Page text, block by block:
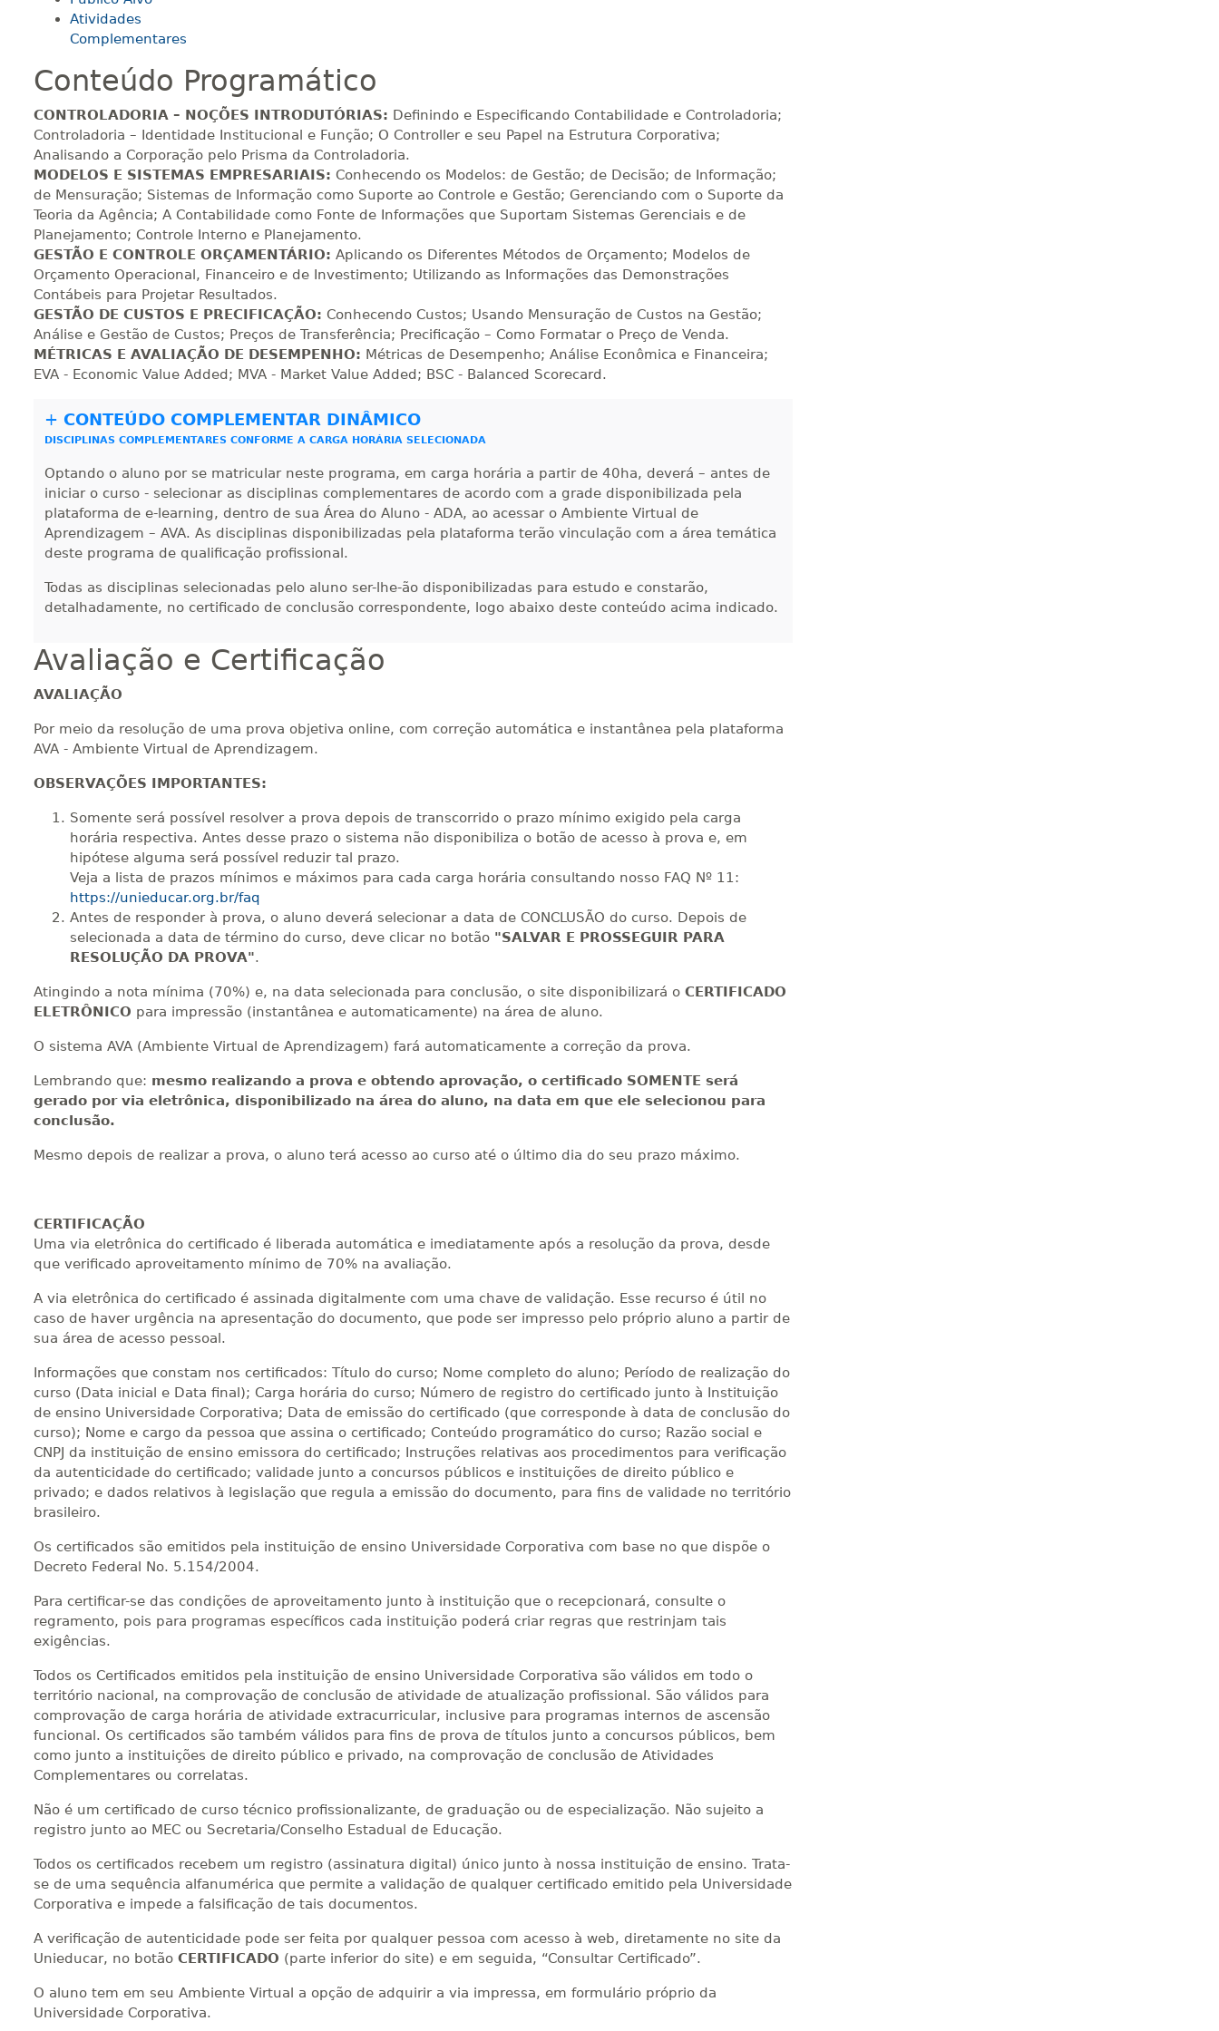
180 H 23dias
dias
Matricular
220 H 28dias 90dias Visualizar Visualizar
ELETRÔNICO
Matricular
240 H 30 dias 90 dias
Matricular
260 H 33dias 90dias Visualizar Visualizar
ELETRÔNICO
Matricular
280 H 35dias 120 dias Visualizar Visualizar
ELETRÔNICO
320 H 40dias 120dias Visualizar Visualizar
R$ 1.586,20
Matricular
340 H 43dias 120dias Visualizar Visualizar
ELETRÔNICO
R$ 1.685,33
Matricular
360 H 45 dias 120dias
380 H 48dias 150dias Visualizar Visualizar
ELETRÔNICO
R$ 1.883,61
Matricular
420 H 53dias 150dias Visualizar Visualizar
ELETRÔNICO
Matricular
440 H 55dias 150dias Visualizar Visualizar
R$ 2.240,16
Atividades
Complementares
Conteúdo Programático
CONTROLADORIA – NOÇÕES INTRODUTÓRIAS: Definindo e Especificando Contabilidade e Controladoria;
Controladoria – Identidade Institucional e Função; O Controller e seu Papel na Estrutura Corporativa;
Analisando a Corporação pelo Prisma da Controladoria.
MODELOS E SISTEMAS EMPRESARIAIS: Conhecendo os Modelos: de Gestão; de Decisão; de Informação;
de Mensuração; Sistemas de Informação como Suporte ao Controle e Gestão; Gerenciando com o Suporte da
Teoria da Agência; A Contabilidade como Fonte de Informações que Suportam Sistemas Gerenciais e de
Planejamento; Controle Interno e Planejamento.
GESTÃO E CONTROLE ORÇAMENTÁRIO: Aplicando os Diferentes Métodos de Orçamento; Modelos de
Orçamento Operacional, Financeiro e de Investimento; Utilizando as Informações das Demonstrações
Contábeis para Projetar Resultados.
GESTÃO DE CUSTOS E PRECIFICAÇÃO: Conhecendo Custos; Usando Mensuração de Custos na Gestão;
Análise e Gestão de Custos; Preços de Transferência; Precificação – Como Formatar o Preço de Venda.
MÉTRICAS E AVALIAÇÃO DE DESEMPENHO: Métricas de Desempenho; Análise Econômica e Financeira;
EVA - Economic Value Added; MVA - Market Value Added; BSC - Balanced Scorecard.
+ CONTEÚDO COMPLEMENTAR DINÂMICO
DISCIPLINAS COMPLEMENTARES CONFORME A CARGA HORÁRIA SELECIONADA
Optando o aluno por se matricular neste programa, em carga horária a partir de 40ha, deverá – antes de
iniciar o curso - selecionar as disciplinas complementares de acordo com a grade disponibilizada pela
plataforma de e-learning, dentro de sua Área do Aluno - ADA, ao acessar o Ambiente Virtual de
Aprendizagem – AVA. As disciplinas disponibilizadas pela plataforma terão vinculação com a área temática
deste programa de qualificação profissional.
Todas as disciplinas selecionadas pelo aluno ser-lhe-ão disponibilizadas para estudo e constarão,
detalhadamente, no certificado de conclusão correspondente, logo abaixo deste conteúdo acima indicado.
Avaliação e Certificação
AVALIAÇÃO
Por meio da resolução de uma prova objetiva online, com correção automática e instantânea pela plataforma
AVA - Ambiente Virtual de Aprendizagem.
OBSERVAÇÕES IMPORTANTES:
Somente será possível resolver a prova depois de transcorrido o prazo mínimo exigido pela carga
horária respectiva. Antes desse prazo o sistema não disponibiliza o botão de acesso à prova e, em
hipótese alguma será possível reduzir tal prazo.
Veja a lista de prazos mínimos e máximos para cada carga horária consultando nosso FAQ Nº 11:
https://unieducar.org.br/faq
Antes de responder à prova, o aluno deverá selecionar a data de CONCLUSÃO do curso. Depois de
selecionada a data de término do curso, deve clicar no botão "SALVAR E PROSSEGUIR PARA
RESOLUÇÃO DA PROVA".
Atingindo a nota mínima (70%) e, na data selecionada para conclusão, o site disponibilizará o CERTIFICADO
ELETRÔNICO para impressão (instantânea e automaticamente) na área de aluno.
O sistema AVA (Ambiente Virtual de Aprendizagem) fará automaticamente a correção da prova.
Lembrando que: mesmo realizando a prova e obtendo aprovação, o certificado SOMENTE será
gerado por via eletrônica, disponibilizado na área do aluno, na data em que ele selecionou para
conclusão.
Mesmo depois de realizar a prova, o aluno terá acesso ao curso até o último dia do seu prazo máximo.
CERTIFICAÇÃO
Uma via eletrônica do certificado é liberada automática e imediatamente após a resolução da prova, desde
que verificado aproveitamento mínimo de 70% na avaliação.
A via eletrônica do certificado é assinada digitalmente com uma chave de validação. Esse recurso é útil no
caso de haver urgência na apresentação do documento, que pode ser impresso pelo próprio aluno a partir de
sua área de acesso pessoal.
Informações que constam nos certificados: Título do curso; Nome completo do aluno; Período de realização do
curso (Data inicial e Data final); Carga horária do curso; Número de registro do certificado junto à Instituição
de ensino Universidade Corporativa; Data de emissão do certificado (que corresponde à data de conclusão do
curso); Nome e cargo da pessoa que assina o certificado; Conteúdo programático do curso; Razão social e
CNPJ da instituição de ensino emissora do certificado; Instruções relativas aos procedimentos para verificação
da autenticidade do certificado; validade junto a concursos públicos e instituições de direito público e
privado; e dados relativos à legislação que regula a emissão do documento, para fins de validade no território
brasileiro.
Os certificados são emitidos pela instituição de ensino Universidade Corporativa com base no que dispõe o
Decreto Federal No. 5.154/2004.
Para certificar-se das condições de aproveitamento junto à instituição que o recepcionará, consulte o
regramento, pois para programas específicos cada instituição poderá criar regras que restrinjam tais
exigências.
Todos os Certificados emitidos pela instituição de ensino Universidade Corporativa são válidos em todo o
território nacional, na comprovação de conclusão de atividade de atualização profissional. São válidos para
comprovação de carga horária de atividade extracurricular, inclusive para programas internos de ascensão
funcional. Os certificados são também válidos para fins de prova de títulos junto a concursos públicos, bem
como junto a instituições de direito público e privado, na comprovação de conclusão de Atividades
Complementares ou correlatas.
Não é um certificado de curso técnico profissionalizante, de graduação ou de especialização. Não sujeito a
registro junto ao MEC ou Secretaria/Conselho Estadual de Educação.
Todos os certificados recebem um registro (assinatura digital) único junto à nossa instituição de ensino. Trata-
se de uma sequência alfanumérica que permite a validação de qualquer certificado emitido pela Universidade
Corporativa e impede a falsificação de tais documentos.
A verificação de autenticidade pode ser feita por qualquer pessoa com acesso à web, diretamente no site da
Unieducar, no botão CERTIFICADO (parte inferior do site) e em seguida, “Consultar Certificado”.
O aluno tem em seu Ambiente Virtual a opção de adquirir a via impressa, em formulário próprio da
Universidade Corporativa.